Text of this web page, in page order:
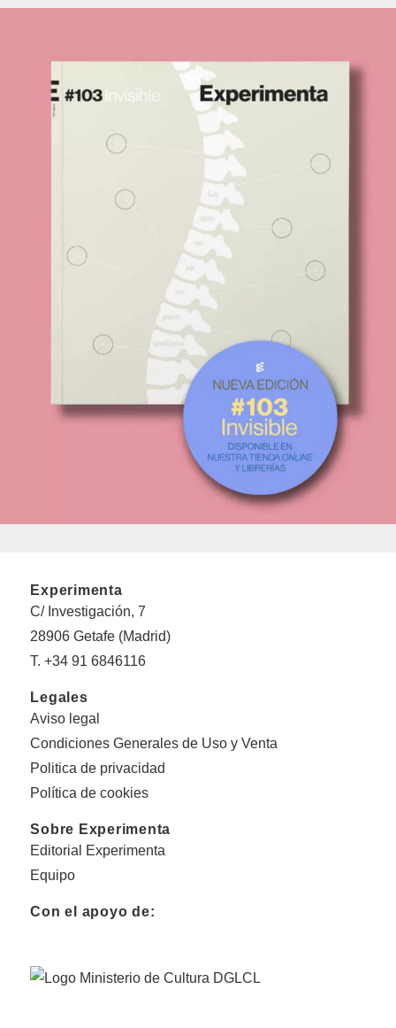
Experimenta
C/ Investigación, 7
28906 Getafe (Madrid)
T. +34 91 6846116
Legales
Aviso legal
Condiciones Generales de Uso y Venta
Politica de privacidad
Política de cookies
Sobre Experimenta
Editorial Experimenta
Equipo
Con el apoyo de: